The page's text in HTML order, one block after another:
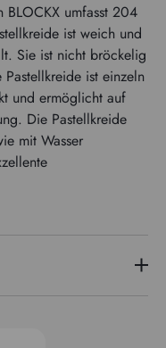
BLOCKX umfasst 204
ist weich und
Sie ist nicht bröckelig
ist einzeln
und ermöglicht auf
Die Pastellkreide
mit Wasser